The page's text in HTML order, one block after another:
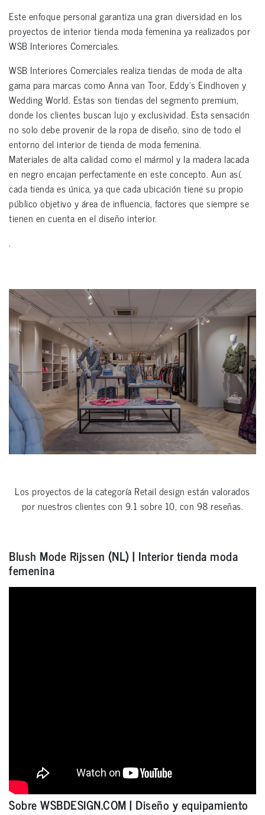
Este enfoque personal garantiza una gran diversidad en los
proyectos de interior tienda moda femenina ya realizados por
WSB Interiores Comerciales.
WSB Interiores Comerciales realiza tiendas de moda de alta
gama para marcas como Anna van Toor, Eddy’s Eindhoven y
Wedding World. Estas son tiendas del segmento premium,
donde los clientes buscan lujo y exclusividad. Esta sensación
no solo debe provenir de la ropa de diseño, sino de todo el
entorno del interior de tienda de moda femenina.
Materiales de alta calidad como el mármol y la madera lacada
en negro encajan perfectamente en este concepto. Aun así,
cada tienda es única, ya que cada ubicación tiene su propio
público objetivo y área de influencia, factores que siempre se
tienen en cuenta en el diseño interior.
.
Los proyectos de la categoría Retail design están valorados
por nuestros clientes con 9.1 sobre 10, con 98 reseñas.
Blush Mode Rijssen (NL) | Interior tienda moda
femenina
Sobre WSBDESIGN.COM | Diseño y equipamiento